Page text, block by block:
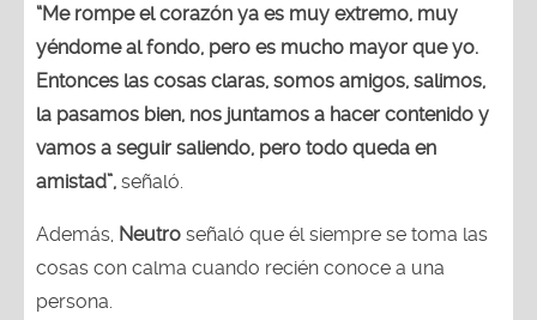
“Me rompe el corazón ya es muy extremo, muy
yéndome al fondo, pero es mucho mayor que yo.
Entonces las cosas claras, somos amigos, salimos,
la pasamos bien, nos juntamos a hacer contenido y
vamos a seguir saliendo, pero todo queda en
amistad”, señaló.
Además, Neutro señaló que él siempre se toma las
cosas con calma cuando recién conoce a una
persona.